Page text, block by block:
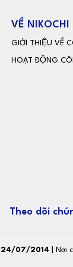
VỀ NIKOCHI
GIỚI THIỆU VỀ
HOẠT ĐỘNG
Theo dõi
24/07/2014 | Nơi